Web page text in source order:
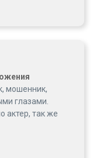
мошенник,
глазами.
актер, так же